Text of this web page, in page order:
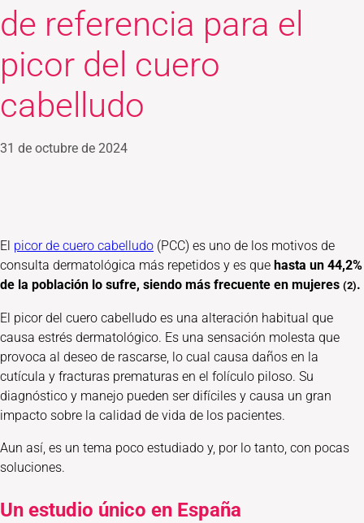
de referencia para el
picor del cuero
cabelludo
31 de octubre de 2024
El picor de cuero cabelludo (PCC) es uno de los motivos de
consulta dermatológica más repetidos y es que hasta un 44,2%
de la población lo sufre, siendo más frecuente en mujeres (2).
El picor del cuero cabelludo es una alteración habitual que
causa estrés dermatológico. Es una sensación molesta que
provoca al deseo de rascarse, lo cual causa daños en la
cutícula y fracturas prematuras en el folículo piloso. Su
diagnóstico y manejo pueden ser difíciles y causa un gran
impacto sobre la calidad de vida de los pacientes.
Aun así, es un tema poco estudiado y, por lo tanto, con pocas
soluciones.
Un estudio único en España